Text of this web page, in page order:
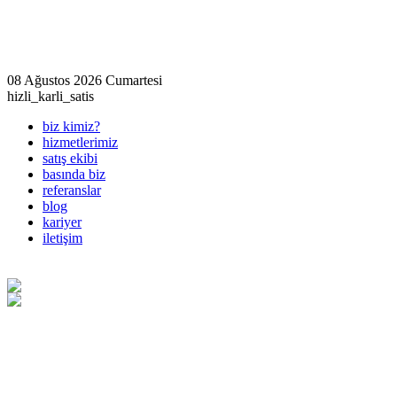
08 Ağustos 2026 Cumartesi
hizli_karli_satis
biz kimiz?
hizmetlerimiz
satış ekibi
basında biz
referanslar
blog
kariyer
iletişim